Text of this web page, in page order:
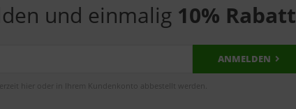
und einmalig 10% Rabatt
ANMELDEN
hier oder in Ihrem Kundenkonto abbestellt werden.